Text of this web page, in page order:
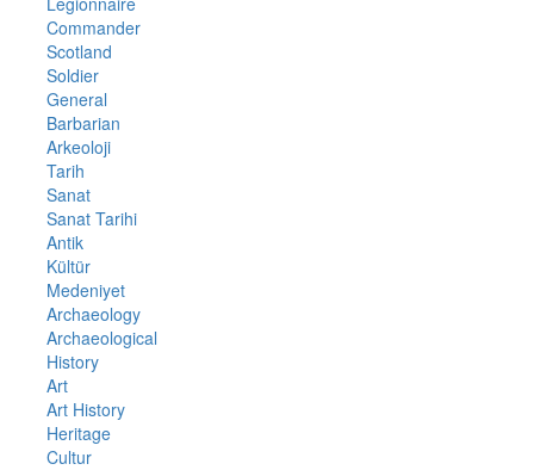
Commander
Scotland
Soldier
General
Barbarian
Arkeoloji
Tarih
Sanat
Sanat Tarihi
Antik
Kültür
Medeniyet
Archaeology
Archaeological
History
Art
Art History
Heritage
Cultur